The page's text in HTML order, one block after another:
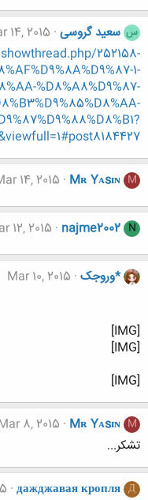
س سعید گروسی 14, 2015
252158-
1-
%D8%A8%D9%87-
M
Mʀ Yᴀsɪɴ
14, 2015
N
najme2002
12, 2015
*وروجک Mar 10, 2015
[IMG]
[IMG]
[IMG]
M
Mʀ Yᴀsɪɴ
8, 2015
تشکر...
Д
дажджавая кропля